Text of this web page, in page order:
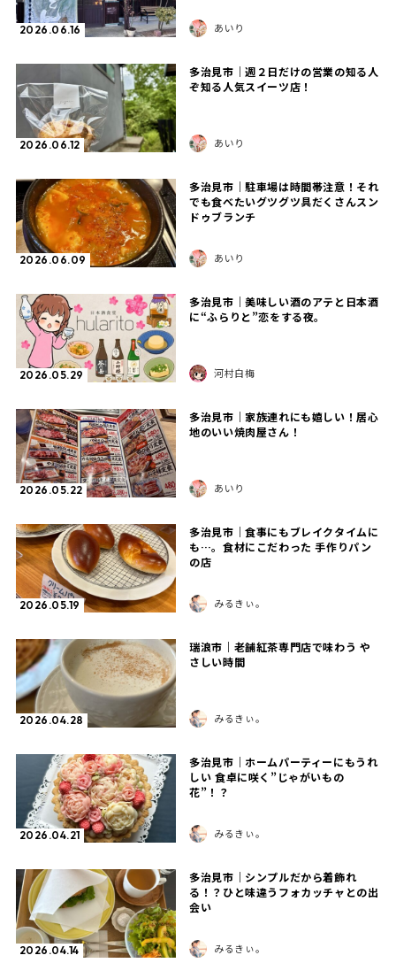
2026.06.16 あいり
2026.06.12
多治見市｜週２日だけの営業の知る人
ぞ知る人気スイーツ店！
あいり
2026.06.09
多治見市｜駐車場は時間帯注意！それ
でも食べたいグツグツ具だくさんスン
ドゥブランチ
あいり
2026.05.29
多治見市｜美味しい酒のアテと日本酒
に“ふらりと”恋をする夜。
河村白梅
2026.05.22
多治見市｜家族連れにも嬉しい！居心
地のいい焼肉屋さん！
あいり
2026.05.19
多治見市｜食事にもブレイクタイムに
も…。食材にこだわった 手作りパン
の店
みるきぃ。
2026.04.28
瑞浪市｜老舗紅茶専門店で味わう や
さしい時間
みるきぃ。
2026.04.21
多治見市｜ホームパーティーにもうれ
しい 食卓に咲く”じゃがいもの
花”！？
みるきぃ。
2026.04.14
多治見市｜シンプルだから着飾れ
る！？ひと味違うフォカッチャとの出
会い
みるきぃ。